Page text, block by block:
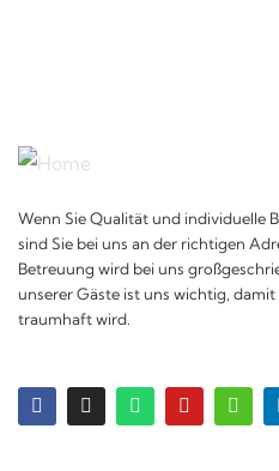
Wenn Sie Qualität und individuelle
sind Sie bei uns an der richtigen
Betreuung wird bei uns
unserer Gäste ist uns wichtig,
traumhaft wird.